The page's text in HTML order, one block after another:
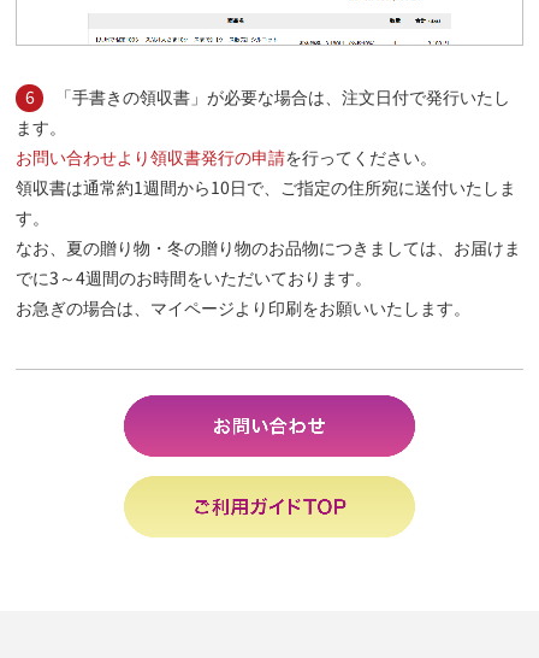
6
「手書きの領収書」が必要な場合は、注文日付で発行いたし
ます。
お問い合わせより領収書発行の申請を行ってください。
領収書は通常約1週間から10日で、ご指定の住所宛に送付いたしま
す。
なお、夏の贈り物・冬の贈り物のお品物につきましては、お届けま
でに3～4週間のお時間をいただいております。
お急ぎの場合は、マイページより印刷をお願いいたします。